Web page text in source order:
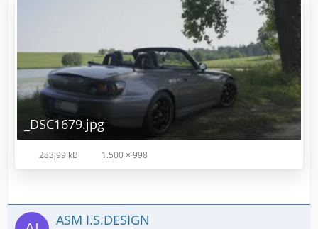
_DSC1679.jpg
283,99 kB 1.500 × 998
ASM I.S.DESIGN